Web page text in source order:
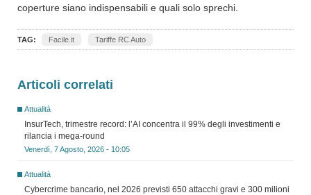
coperture siano indispensabili e quali solo sprechi.
TAG: Facile.it Tariffe RC Auto
Articoli correlati
Attualità
InsurTech, trimestre record: l’AI concentra il 99% degli investimenti e
rilancia i mega-round
Venerdì, 7 Agosto, 2026 - 10:05
Attualità
Cybercrime bancario, nel 2026 previsti 650 attacchi gravi e 300 milioni